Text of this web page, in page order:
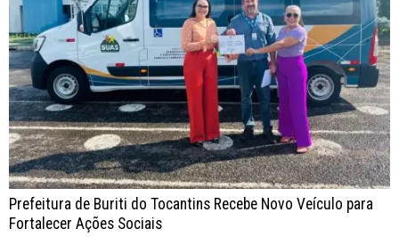
Prefeitura de Buriti do Tocantins Recebe Novo Veículo para
Fortalecer Ações Sociais